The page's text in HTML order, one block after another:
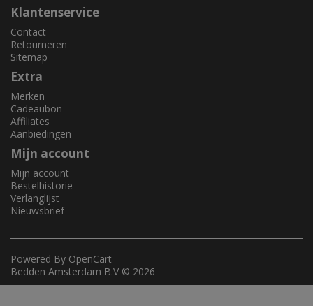
Klantenservice
Contact
Retourneren
Sitemap
Extra
Merken
Cadeaubon
Affiliates
Aanbiedingen
Mijn account
Mijn account
Bestelhistorie
Verlanglijst
Nieuwsbrief
Powered By OpenCart
Bedden Amsterdam B.V © 2026